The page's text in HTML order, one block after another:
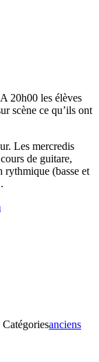
20h00 les élèves
scène ce qu’ils ont
Les mercredis
de guitare,
rythmique (basse et
Catégoriesanciens